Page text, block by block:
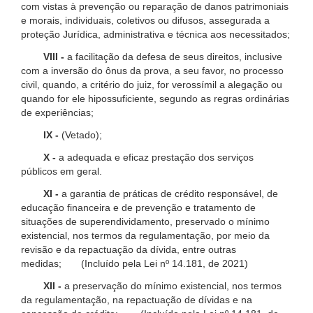
com vistas à prevenção ou reparação de danos patrimoniais
e morais, individuais, coletivos ou difusos, assegurada a
proteção Jurídica, administrativa e técnica aos necessitados;
VIII - a facilitação da defesa de seus direitos, inclusive
com a inversão do ônus da prova, a seu favor, no processo
civil, quando, a critério do juiz, for verossímil a alegação ou
quando for ele hipossuficiente, segundo as regras ordinárias
de experiências;
IX - (Vetado);
X - a adequada e eficaz prestação dos serviços
públicos em geral.
XI - a garantia de práticas de crédito responsável, de
educação financeira e de prevenção e tratamento de
situações de superendividamento, preservado o mínimo
existencial, nos termos da regulamentação, por meio da
revisão e da repactuação da dívida, entre outras
medidas; (Incluído pela Lei nº 14.181, de 2021)
XII - a preservação do mínimo existencial, nos termos
da regulamentação, na repactuação de dívidas e na